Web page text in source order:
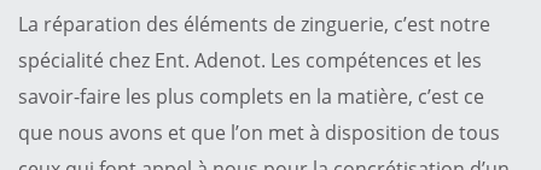
La réparation des éléments de zinguerie, c’est notre
spécialité chez Ent. Adenot. Les compétences et les
savoir-faire les plus complets en la matière, c’est ce
que nous avons et que l’on met à disposition de tous